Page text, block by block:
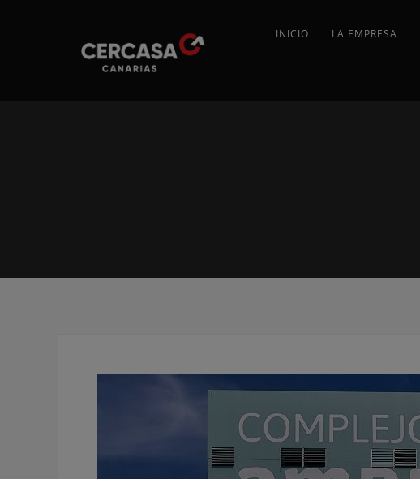
INICIO LA EMPRESA